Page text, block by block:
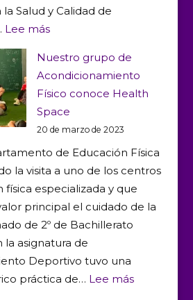
Salud y Calidad de
Lee más:
de
la
Salud
en
el
IES
Andrés
Bello
Nuestro grupo de
Acondicionamiento
Físico conoce Health
Space
20 de marzo de 2023
de Educación Física
la visita a uno de los centros
física especializada y que
principal el cuidado de la
de 2º de Bachillerato
asignatura de
Deportivo tuvo una
práctica de… Lee más: